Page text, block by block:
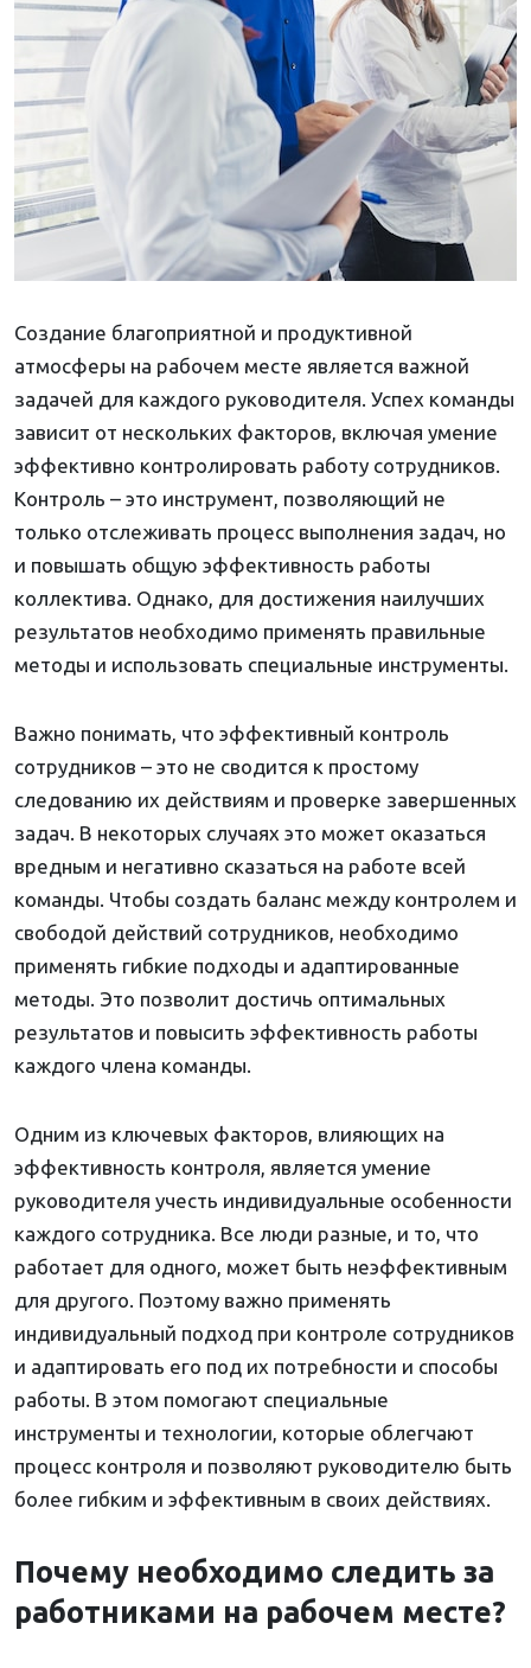
Создание благоприятной и продуктивной
атмосферы на рабочем месте является важной
задачей для каждого руководителя. Успех команды
зависит от нескольких факторов, включая умение
эффективно контролировать работу сотрудников.
Контроль – это инструмент, позволяющий не
только отслеживать процесс выполнения задач, но
и повышать общую эффективность работы
коллектива. Однако, для достижения наилучших
результатов необходимо применять правильные
методы и использовать специальные инструменты.
Важно понимать, что эффективный контроль
сотрудников – это не сводится к простому
следованию их действиям и проверке завершенных
задач. В некоторых случаях это может оказаться
вредным и негативно сказаться на работе всей
команды. Чтобы создать баланс между контролем и
свободой действий сотрудников, необходимо
применять гибкие подходы и адаптированные
методы. Это позволит достичь оптимальных
результатов и повысить эффективность работы
каждого члена команды.
Одним из ключевых факторов, влияющих на
эффективность контроля, является умение
руководителя учесть индивидуальные особенности
каждого сотрудника. Все люди разные, и то, что
работает для одного, может быть неэффективным
для другого. Поэтому важно применять
индивидуальный подход при контроле сотрудников
и адаптировать его под их потребности и способы
работы. В этом помогают специальные
инструменты и технологии, которые облегчают
процесс контроля и позволяют руководителю быть
более гибким и эффективным в своих действиях.
Почему необходимо следить за
работниками на рабочем месте?